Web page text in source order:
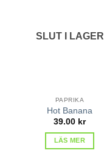
SLUT I LAGER
PAPRIKA
Hot Banana
39.00 kr
LÄS MER